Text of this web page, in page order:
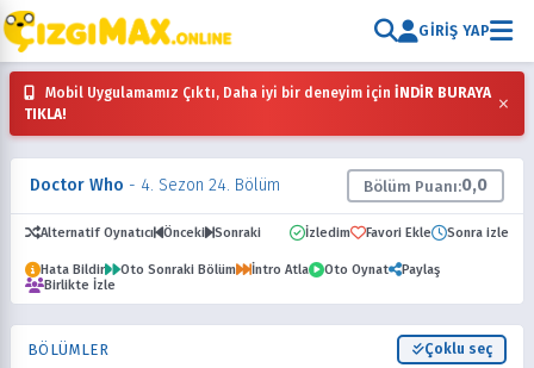
GIRIŞ YAP
Mobil Uygulamamız Çıktı, Daha iyi bir deneyim için İNDİR BURAYA
TIKLA!
×
Doctor Who - 4. Sezon 24. Bölüm Bölüm Puanı:0,0
Alternatif Oynatıcı Önceki Sonraki İzledim Favori Ekle Sonra izle
Hata Bildir Oto Sonraki Bölüm İntro Atla Oto Oynat
Paylaş
Birlikte İzle
BÖLÜMLER Çoklu seç